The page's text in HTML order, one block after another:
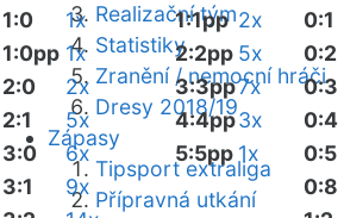
Realizační tým
Statistiky
Zranění / nemocní hráči
Dresy 2018/19
Zápasy
Tipsport extraliga
Přípravná utkání
1:0
1x
1:0pp 1x
2:0
2x
2:1
5x
3:0
6x
3:1
9x
1:1pp 2x
2:2pp 5x
3:3pp7x
4:4pp3x
5:5pp 1x
0:1
0:2
0:3
0:4
0:5
0:8